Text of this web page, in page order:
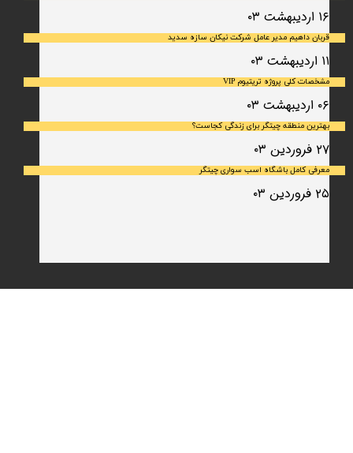
۱۶ اردیبهشت ۰۳
قربان داهیم مدیر عامل شرکت نیکان سازه سدید
۱۱ اردیبهشت ۰۳
مشخصات کلی پروژه تریتیوم VIP
۰۶ اردیبهشت ۰۳
بهترین منطقه چیتگر برای زندگی کجاست؟
۲۷ فروردین ۰۳
معرفی کامل باشگاه اسب سواری چیتگر
۲۵ فروردین ۰۳